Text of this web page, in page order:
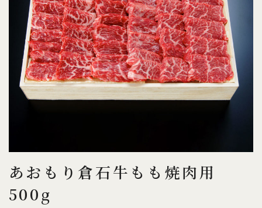
あおもり倉石牛もも焼肉用
500g